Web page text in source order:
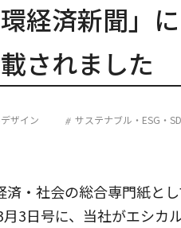
環経済新聞」
されました
ザイン サステナブル・ESG・
済・社会の総合専門紙と
3日号に、当社がエシカ